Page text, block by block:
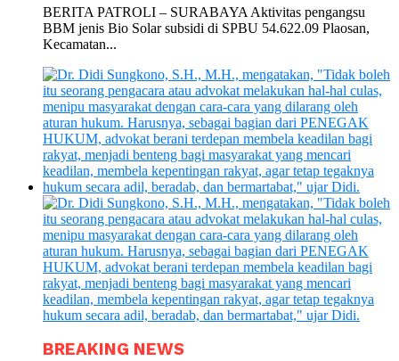
BERITA PATROLI – SURABAYA Aktivitas pengangsu
BBM jenis Bio Solar subsidi di SPBU 54.622.09 Plaosan,
Kecamatan...
BREAKING NEWS